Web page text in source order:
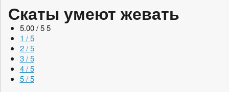
Скаты умеют жевать
5.00 / 5 5
1 / 5
2 / 5
3 / 5
4 / 5
5 / 5